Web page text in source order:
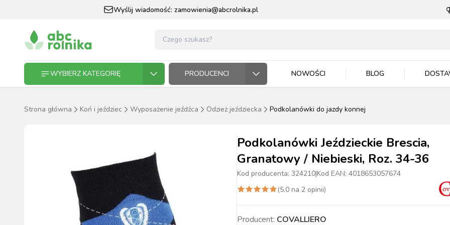
Wyślij wiadomość: zamowienia@abcrolnika.pl
WYBIERZ KATEGORIĘ
WIADRA,
PIES KOT PTAKI
KOŃ I JEŹDZIEC
MASZYNKI DO
STRZYŻENIA
OGRODNICTWO
NASIONA NAWOZY ZIEMIA I PODŁOŻA
BYDŁO TRZODA DRÓB
BYDŁO TRZODA DRÓB
PRODUCENCI NOWOŚCI BLOG
Strona główna Koń i jeździec Wyposażenie jeźdźca Odzież jeździecka Podkolanówki do jazdy konnej
Podkolanówki Jeździeckie Brescia,
Granatowy / Niebieski, Roz. 34-36
Kod producenta: 324210|Kod EAN: 4018653057674
(5.0 na 2 opinii)
Producent: COVALLIERO